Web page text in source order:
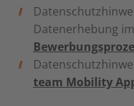
Datenerhebung
team Mobility